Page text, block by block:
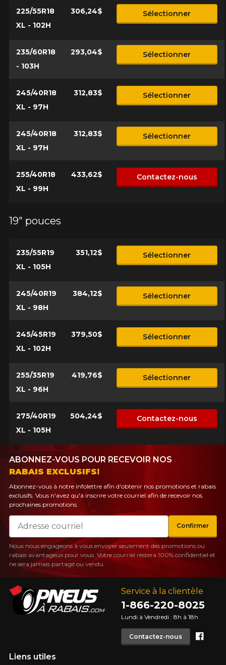
225/55R18
XL - 102H
306,24$ Sélectionner
235/60R18
- 103H
293,04$ Sélectionner
245/40R18
XL - 97H
312,83$ Sélectionner
245/40R18
XL - 97H
312,83$ Sélectionner
255/40R18
XL - 99H
433,62$ Contactez-nous
19" pouces
235/55R19
XL - 105H
351,12$ Sélectionner
245/40R19
XL - 98H
384,12$ Sélectionner
245/45R19
XL - 102H
379,50$ Sélectionner
255/35R19
XL - 96H
419,76$ Sélectionner
275/40R19
XL - 105H
504,24$ Contactez-nous
Service à la clientèle
1-866-220-8025
Lundi à Vendredi : 8h à 18h
Contactez-nous
Liens utiles
ABONNEZ-VOUS POUR RECEVOIR NOS
RABAIS EXCLUSIFS!
Abonnez-vous à notre infolettre afin d'obtenir nos promotions et rabais
exclusifs. Vous n'avez qu'à inscrire votre courriel afin de recevoir nos
prochaines promotions.
Courriel
Confirmer
Nous nous engageons à vous envoyer seulement des promotions ou
rabais avantageux pour vous. Votre courriel restera 100% confidentiel et
ne sera jamais partagé ou vendu.